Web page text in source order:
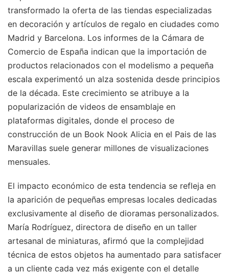
transformado la oferta de las tiendas especializadas
en decoración y artículos de regalo en ciudades como
Madrid y Barcelona. Los informes de la Cámara de
Comercio de España indican que la importación de
productos relacionados con el modelismo a pequeña
escala experimentó un alza sostenida desde principios
de la década. Este crecimiento se atribuye a la
popularización de videos de ensamblaje en
plataformas digitales, donde el proceso de
construcción de un Book Nook Alicia en el Pais de las
Maravillas suele generar millones de visualizaciones
mensuales.
El impacto económico de esta tendencia se refleja en
la aparición de pequeñas empresas locales dedicadas
exclusivamente al diseño de dioramas personalizados.
María Rodríguez, directora de diseño en un taller
artesanal de miniaturas, afirmó que la complejidad
técnica de estos objetos ha aumentado para satisfacer
a un cliente cada vez más exigente con el detalle